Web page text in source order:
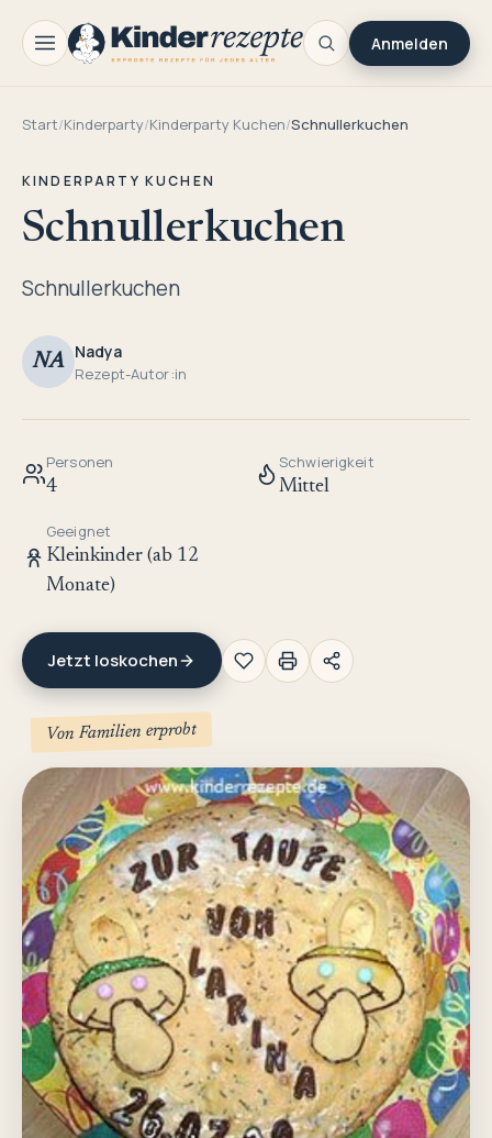
Anmelden
Start/Kinderparty/Kinderparty Kuchen/Schnullerkuchen
KINDERPARTY KUCHEN
Schnullerkuchen
Schnullerkuchen
NA Nadya
Rezept-Autor:in
Personen
4
Schwierigkeit
Mittel
Geeignet
Kleinkinder (ab 12
Monate)
Jetzt loskochen
Von Familien erprobt